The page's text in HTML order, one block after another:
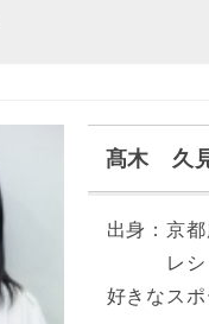
髙木 久
出身：京
レシピに
好きなス